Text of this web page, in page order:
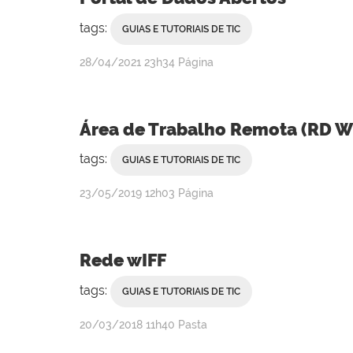
tags: GUIAS E TUTORIAIS DE TIC
por
publicado
28/04/2021 23h34 Página
Área de Trabalho Remota (RD
tags: GUIAS E TUTORIAIS DE TIC
por
publicado
23/05/2019 12h03 Página
Rede wIFF
tags: GUIAS E TUTORIAIS DE TIC
por
publicado
20/03/2018 11h40 Pasta